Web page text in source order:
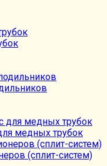
медных трубок
(сплит-систем)